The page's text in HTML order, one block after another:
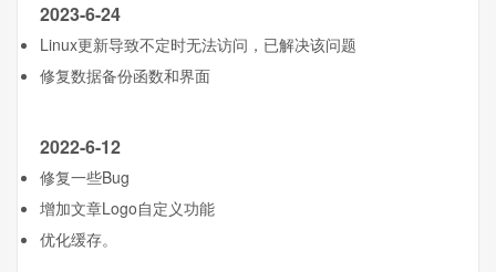
2023-6-24
Linux更新导致不定时无法访问，已解决该问题
修复数据备份函数和界面
2022-6-12
修复一些Bug
增加文章Logo自定义功能
优化缓存。